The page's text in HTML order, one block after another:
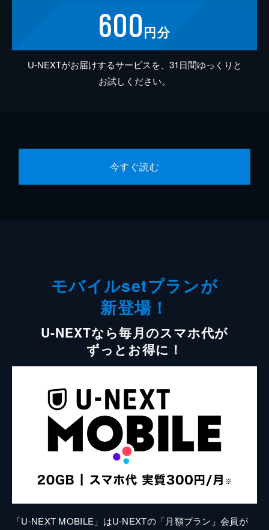
600円分
U-NEXTがお届けするサービスを、31日間ゆっくりと
お試しください。
今すぐ読む
モバイルsetプランが
新登場！
U-NEXTなら毎月のスマホ代が
ずっとお得に！
「U-NEXT MOBILE」はU-NEXTの「月額プラン」会員が